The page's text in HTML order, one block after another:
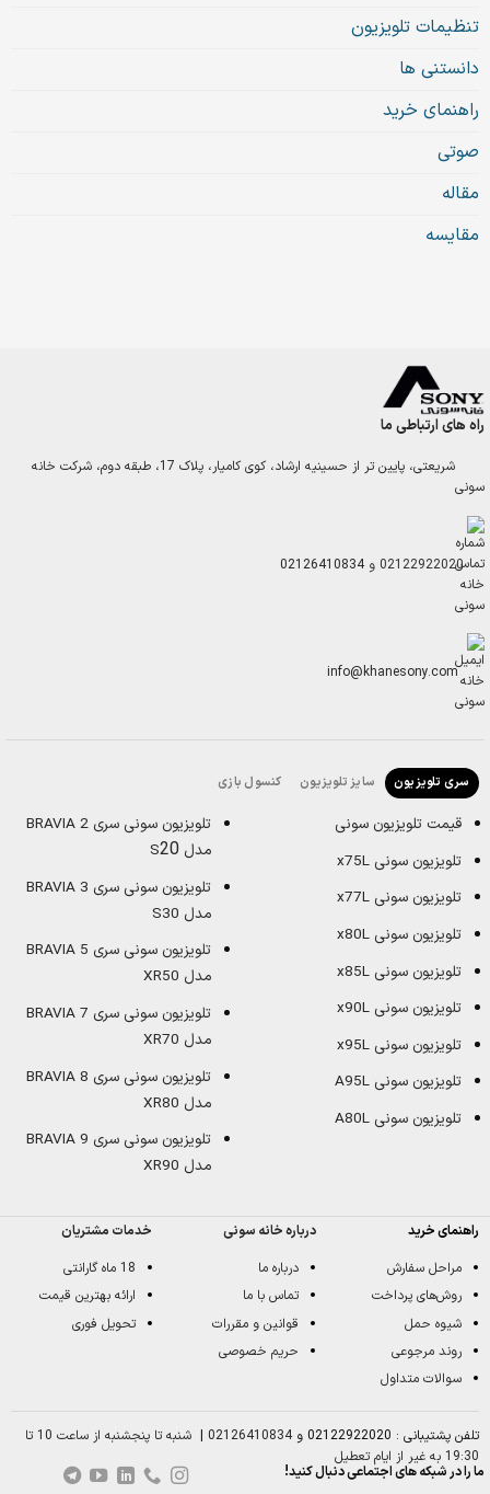
تنظیمات تلویزیون
دانستنی ها
راهنمای خرید
صوتی
مقاله
مقایسه
راه های ارتباطی ما
شریعتی، پایین تر از حسینیه ارشاد، کوی کامیار، پلاک 17، طبقه دوم، شرکت خانه
سونی
02122922020 و02126410834
info@khanesony.com
سری تلویزیون سایز تلویزیون کنسول بازی
قیمت تلویزیون سونی
تلویزیون سونی x75L
تلویزیون سونی x77L
تلویزیون سونی x80L
تلویزیون سونی x85L
تلویزیون سونی x90L
تلویزیون سونی x95L
تلویزیون سونی A95L
تلویزیون سونی A80L
تلویزیون سونی سری BRAVIA 2
مدل S 20
تلویزیون سونی سری BRAVIA 3
مدل S30
تلویزیون سونی سری BRAVIA 5
مدل XR50
تلویزیون سونی سری BRAVIA 7
مدل XR70
تلویزیون سونی سری BRAVIA 8
مدل XR80
تلویزیون سونی سری BRAVIA 9
مدل XR90
راهنمای خرید
مراحل سفارش
روش‌های پرداخت
شیوه حمل
روند مرجوعی
سوالات متداول
درباره خانه سونی
درباره ما
تماس با ما
قوانین و مقررات
حریم خصوصی
خدمات مشتریان
18 ماه گارانتی
ارائه بهترین قیمت
تحویل فوری
تلفن پشتیبانی : 02122922020 و 02126410834
|
شنبه تا پنجشنبه از ساعت 10 تا
19:30 به غیر از ایام تعطیل
ما را در شبکه های اجتماعی دنبال کنید!